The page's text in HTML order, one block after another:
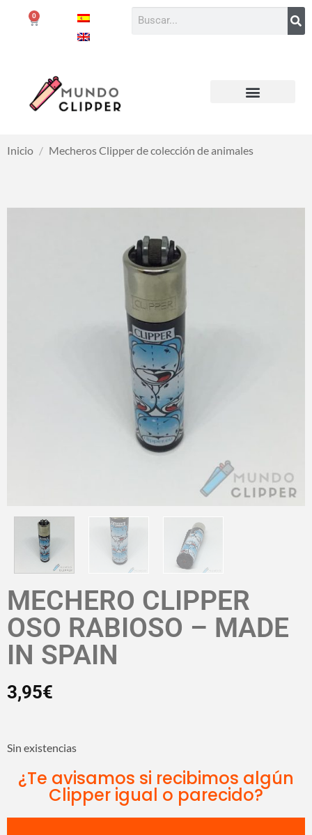
0
Inicio / Mecheros Clipper de colección de animales
MECHERO CLIPPER
OSO RABIOSO – MADE
IN SPAIN
3,95€
Sin existencias
¿Te avisamos si recibimos algún
Clipper igual o parecido?